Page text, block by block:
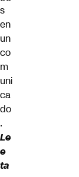
s
en
un
co
m
uni
ca
do
.
Le
e
ta